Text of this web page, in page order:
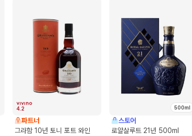
4.2
파트너
그라함 10년 토니 포트 와인
500ml
스토어
로얄살루트 21년 500ml